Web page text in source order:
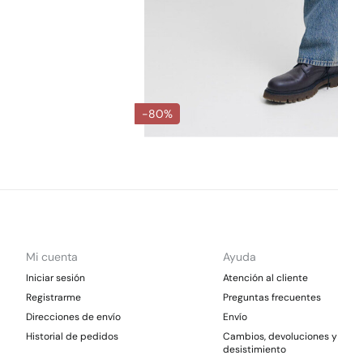
-80%
Mi cuenta
Iniciar sesión
Registrarme
Direcciones de envío
Historial de pedidos
Ayuda
Atención al cliente
Preguntas frecuentes
Envío
Cambios, devoluciones y
desistimiento